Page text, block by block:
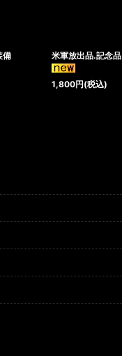
備
米軍放出品.記念品
1,800円(税込)